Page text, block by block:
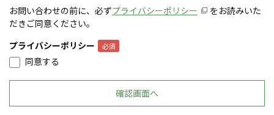
お問い合わせの前に、必ずプライバシーポリシー
をお読みいた
だきご同意ください。
プライバシーポリシー
同意する